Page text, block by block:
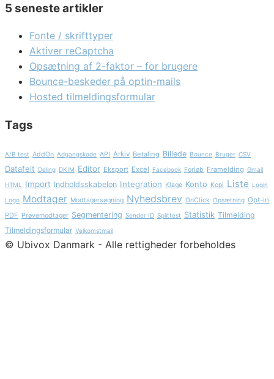
5 seneste artikler
Fonte / skrifttyper
Aktiver reCaptcha
Opsætning af 2-faktor – for brugere
Bounce-beskeder på optin-mails
Hosted tilmeldingsformular
Tags
A/B test AddOn Adgangskode API Arkiv Betaling Billede Bounce Bruger CSV
Datafelt Deling DKIM Editor Eksport Excel Facebook Forløb Framelding Gmail
HTML Import Indholdsskabelon Integration Klage Konto Kopi Liste Login
Logo Modtager Modtagersøgning Nyhedsbrev OnClick Opsætning Opt-in
PDF Prøvemodtager Segmentering Sender ID Splittest Statistik Tilmelding
Tilmeldingsformular Velkomstmail
© Ubivox Danmark - Alle rettigheder forbeholdes